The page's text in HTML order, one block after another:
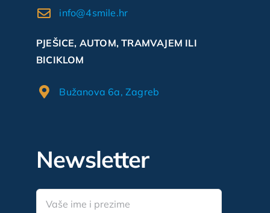
info@4smile.hr
PJEŠICE, AUTOM, TRAMVAJEM ILI
BICIKLOM
Bužanova 6a, Zagreb
Newsletter